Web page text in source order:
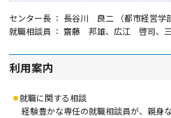
センター長 ： 長谷川 良二 （都市経営学
就職相談員 ： 齋藤 邦雄、広江 啓司、
利用案内
就職に関する相談
経験豊かな専任の就職相談員が、親身